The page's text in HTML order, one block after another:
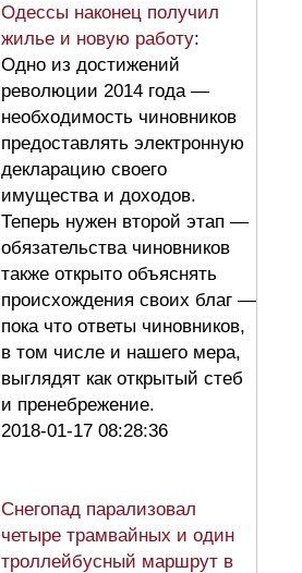
Одессы наконец получил
жилье и новую работу:
Одно из достижений
революции 2014 года —
необходимость чиновников
предоставлять электронную
декларацию своего
имущества и доходов.
Теперь нужен второй этап —
обязательства чиновников
также открыто объяснять
происхождения своих благ —
пока что ответы чиновников,
в том числе и нашего мера,
выглядят как открытый стеб
и пренебрежение.
2018-01-17 08:28:36
Снегопад парализовал
четыре трамвайных и один
троллейбусный маршрут в